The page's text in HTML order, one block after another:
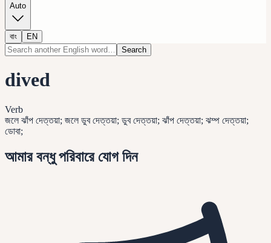
Auto
বাং
EN
Search
dived
Verb
জলে ঝাঁপ দেত্তয়া; জলে ডুব দেত্তয়া; ডুব দেত্তয়া; ঝাঁপ দেত্তয়া; ঝম্প দেত্তয়া;
ডোবা;
আমার বন্ধু পরিবারে যোগ দিন